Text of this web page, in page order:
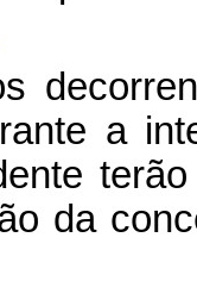
a
da